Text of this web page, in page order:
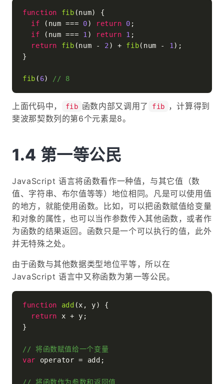
function fib (num) {
if (num === 0) return 0 ;
if (num === 1 ) return 1 ;
return
fib (num - 2 ) + fib(num - 1 );
}
fib ( 6) // 8
上面代码中， fib 函数内部又调用了 fib
，计算得到
斐波那契数列的第6个元素是8。
第一等公民
JavaScript 语言将函数看作一种值，与其它值（数
值、字符串、布尔值等等）地位相同。凡是可以使用值
的地方，就能使用函数。比如，可以把函数赋值给变量
和对象的属性，也可以当作参数传入其他函数，或者作
为函数的结果返回。函数只是一个可以执行的值，此外
并无特殊之处。
由于函数与其他数据类型地位平等，所以在
JavaScript 语言中又称函数为第一等公民。
function add (x, y) {
return x + y;
}
// 将函数赋值给一个变量
var operator = add;
// 将函数作为参数和返回值